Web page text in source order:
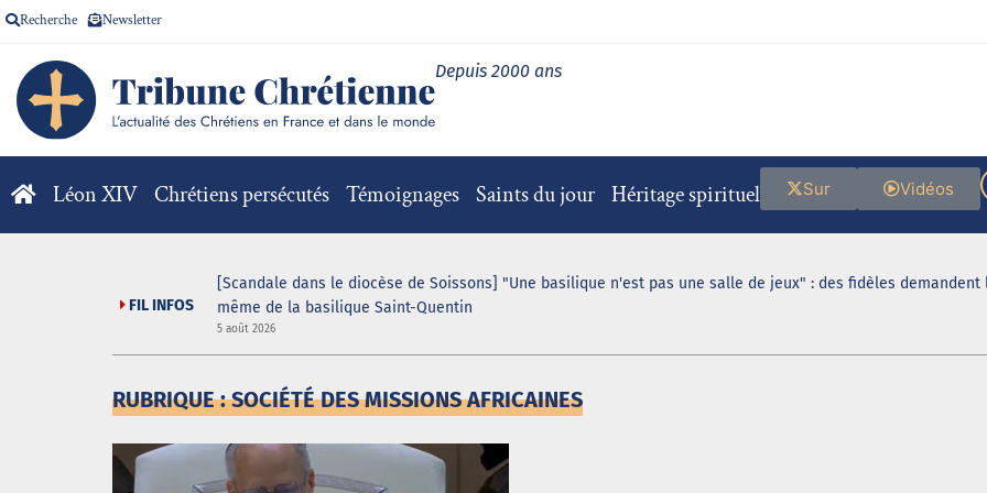
Recherche Newsletter
Depuis 2000 ans
Léon XIV Chrétiens persécutés Témoignages Saints du jour Héritage spirituel Vidéos
Sur
FIL INFOS
[Scandale dans le diocèse de Soissons] "Une basilique n'est pas une salle de jeux" : des fidèles demandent
même de la basilique Saint-Quentin
5 août 2026
RUBRIQUE : SOCIÉTÉ DES MISSIONS AFRICAINES